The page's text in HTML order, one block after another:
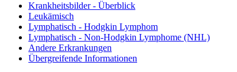
Krankheitsbilder - Überblick
Leukämisch
Lymphatisch - Hodgkin Lymphom
Lymphatisch - Non-Hodgkin Lymphome (NHL)
Andere Erkrankungen
Übergreifende Informationen